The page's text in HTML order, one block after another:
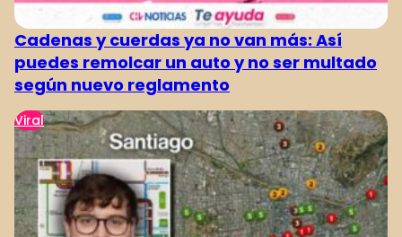
Cadenas y cuerdas ya no van más: Así
puedes remolcar un auto y no ser multado
según nuevo reglamento
Viral